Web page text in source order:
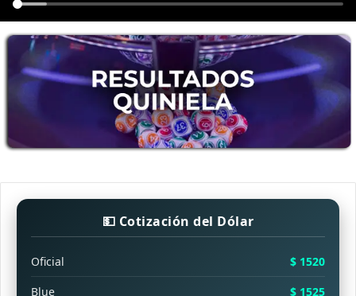
💵 Cotización del Dólar
Oficial
$ 1520
Blue
$ 1525